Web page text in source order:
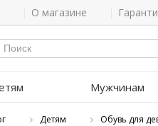
О магазине
Мужчинам
Детям Обувь для